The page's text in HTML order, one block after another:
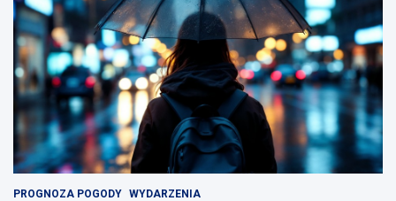
PROGNOZA POGODY WYDARZENIA